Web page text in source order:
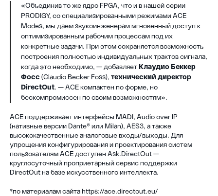
«Объединив то же ядро FPGA, что и в нашей серии
PRODIGY, со специализированными режимами ACE
Modes, мы даем звукоинженерам мгновенный доступ к
оптимизированным рабочим процессам под их
конкретные задачи. При этом сохраняется возможность
построения полностью индивидуальных трактов сигнала,
когда это необходимо, — добавляет Клаудио Беккер
Фосс (Claudio Becker Foss), технический директор
DirectOut. — ACE компактен по форме, но
бескомпромиссен по своим возможностям».
ACE поддерживает интерфейсы MADI, Audio over IP
(нативные версии Dante® или Milan), AES3, а также
высококачественные аналоговые входы/выходы. Для
упрощения конфигурирования и проектирования систем
пользователям ACE доступен Ask.DirectOut —
круглосуточный проприетарный сервис поддержки
DirectOut на базе искусственного интеллекта.
*по материалам сайта https://ace.directout.eu/